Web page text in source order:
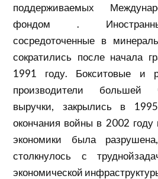
поддерживаемых
фондом .
сосредоточенные в
сократились после начала
1991 году. Бокситовые и
производители большей
выручки, закрылись в
окончания войны в 2002
экономики была
столкнулось с
экономической